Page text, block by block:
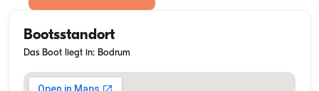
Bootsstandort
Das Boot liegt in: Bodrum